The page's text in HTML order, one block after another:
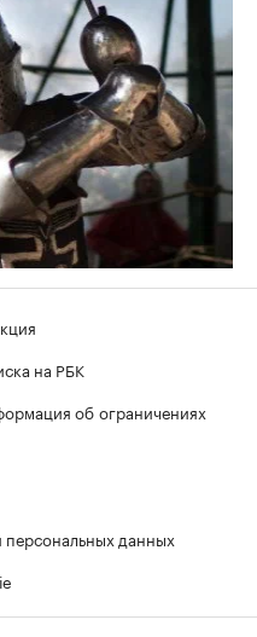
на РБК
об ограничениях
данных